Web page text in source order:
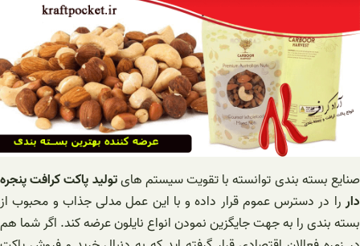
صنایع بسته بندی توانسته با تقویت سیستم هایتولید پاکت کرافت پنجره
داررا در دسترس عموم قرار داده و با این عمل مدلی جذاب و محبوب از
بسته بندی را به جهت جایگزین نمودن انواع نایلون عرضه کند. اگر شما هم